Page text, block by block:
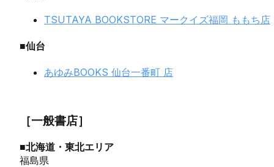
TSUTAYA BOOKSTORE マークイズ福岡 ももち店
■仙台
あゆみBOOKS 仙台一番町 店
［一般書店］
■北海道・東北エリア
福島県